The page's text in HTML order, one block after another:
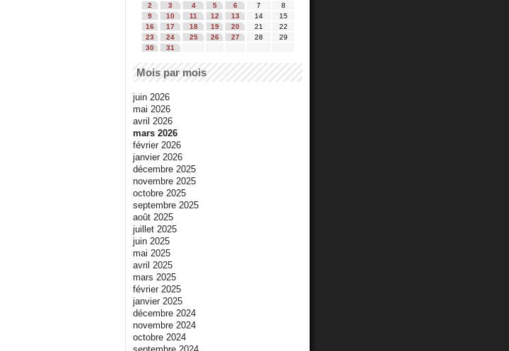
2
3 4 5 6 7
8
9
10 11 12 13 14
15
16
17 18 19 20 21
22
23
24 25 26 27 28
29
30
31
Mois par mois
juin 2026
mai 2026
avril 2026
mars 2026
février 2026
janvier 2026
décembre 2025
novembre 2025
octobre 2025
septembre 2025
août 2025
juillet 2025
juin 2025
mai 2025
avril 2025
mars 2025
février 2025
janvier 2025
décembre 2024
novembre 2024
octobre 2024